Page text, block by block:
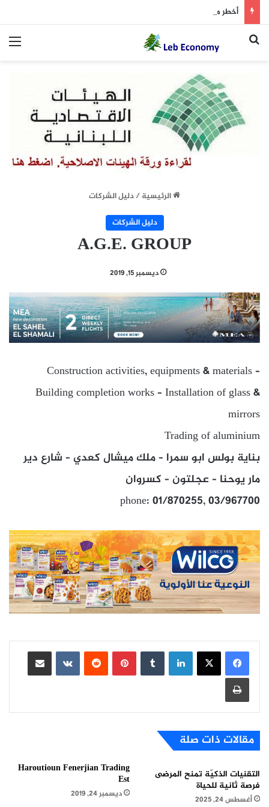
أخطر ما دار داخل غرفة المفاوضات
بحث عن
الرئيسية/دليل الشركات
دليل الشركات
A.G.E. GROUP
ديسمبر 15, 2019
Construction activities, equipments & materials –
Building completion works – Installation of glass &
mirrors
Trading of aluminium
بناية بولس ابو سمرا – ملك ميشال كعدي – شارع دير
مار يوحنا – عجلتون – كسروان
phone: 01/870255, 03/967700
لينكدإن بينتيريست
مشاركة عبر البريد
طباعة
مقالات ذات صلة
التقنيات الذكيّة تمنح المرضى
فرصة ثانية للحياة
أغسطس 24, 2025
Haroutioun Fenerjian Trading
Est
ديسمبر 24, 2019